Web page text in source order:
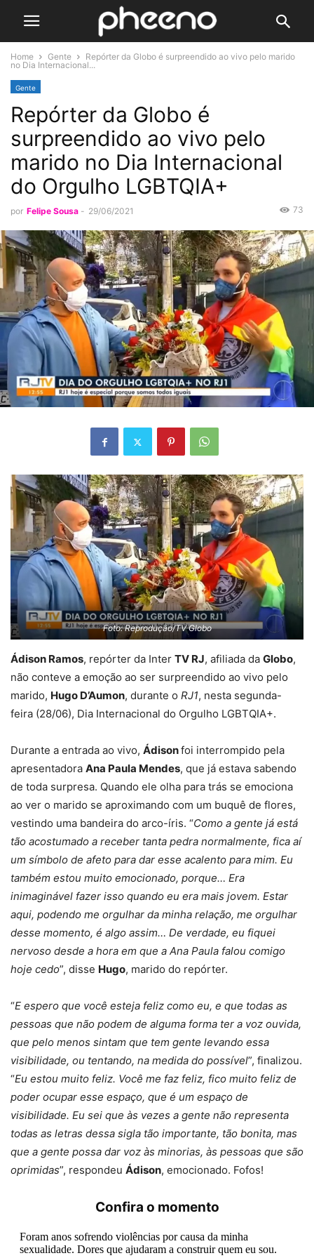
Home Gente
Repórter da Globo é surpreendido ao vivo pelo marido
no Dia Internacional...
Gente
Repórter da Globo é
surpreendido ao vivo pelo
marido no Dia Internacional
do Orgulho LGBTQIA+
por Felipe Sousa - 29/06/2021 73
Foto: Reprodução/TV Globo
Ádison Ramos, repórter da Inter TV RJ, afiliada da Globo,
não conteve a emoção ao ser surpreendido ao vivo pelo
marido, Hugo D’Aumon, durante o RJ1, nesta segunda-
feira (28/06), Dia Internacional do Orgulho LGBTQIA+.
Durante a entrada ao vivo, Ádisonfoi interrompido pela
apresentadora Ana Paula Mendes, que já estava sabendo
de toda surpresa. Quando ele olha para trás se emociona
ao ver o marido se aproximando com um buquê de flores,
vestindo uma bandeira do arco-íris. “Como a gente já está
tão acostumado a receber tanta pedra normalmente, fica aí
um símbolo de afeto para dar esse acalento para mim. Eu
também estou muito emocionado, porque… Era
inimaginável fazer isso quando eu era mais jovem. Estar
aqui, podendo me orgulhar da minha relação, me orgulhar
desse momento, é algo assim… De verdade, eu fiquei
nervoso desde a hora em que a Ana Paula falou comigo
hoje cedo”, disse Hugo, marido do repórter.
“E espero que você esteja feliz como eu, e que todas as
pessoas que não podem de alguma forma ter a voz ouvida,
que pelo menos sintam que tem gente levando essa
visibilidade, ou tentando, na medida do possível”, finalizou.
“Eu estou muito feliz. Você me faz feliz, fico muito feliz de
poder ocupar esse espaço, que é um espaço de
visibilidade. Eu sei que às vezes a gente não representa
todas as letras dessa sigla tão importante, tão bonita, mas
que a gente possa dar voz às minorias, às pessoas que são
oprimidas”, respondeu Ádison, emocionado. Fofos!
Confira o momento
Foram anos sofrendo violências por causa da minha
sexualidade. Dores que ajudaram a construir quem eu sou.